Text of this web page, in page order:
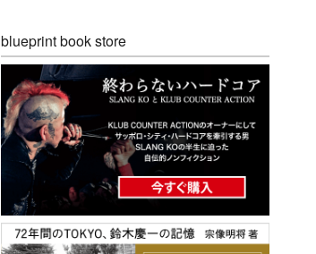
blueprint book store